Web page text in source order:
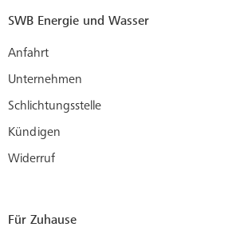
SWB Energie und Wasser
Anfahrt
Unternehmen
Schlichtungsstelle
Kündigen
Widerruf
Für Zuhause